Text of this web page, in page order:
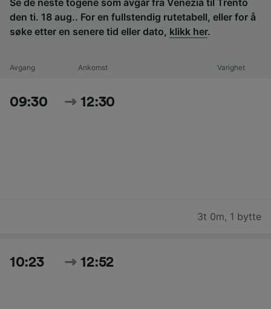
Se de neste togene som avgår fra Venezia til Trento
den ti. 18 aug.. For en fullstendig rutetabell, eller for å
søke etter en senere tid eller dato, klikk her.
Avgang Ankomst Varighet
09:30 12:30
3t 0m, 1 bytte
10:23 12:52